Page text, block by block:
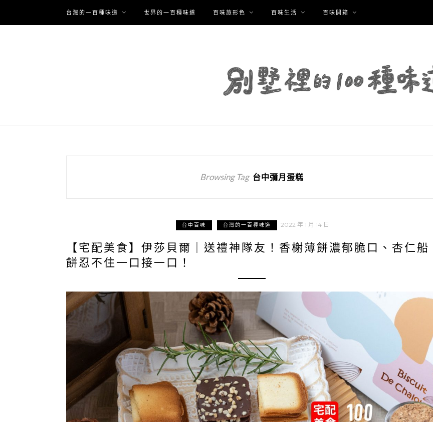
台灣的一百種味道 世界的一百種味道 百味旅形色 百味生活 百味開箱
Browsing Tag 台中彌月蛋糕
台中百味 台灣的一百種味道 2022 年 1 月 14 日
【宅配美食】伊莎貝爾｜送禮神隊友！香榭薄餅濃郁脆口、杏仁船
餅忍不住一口接一口！